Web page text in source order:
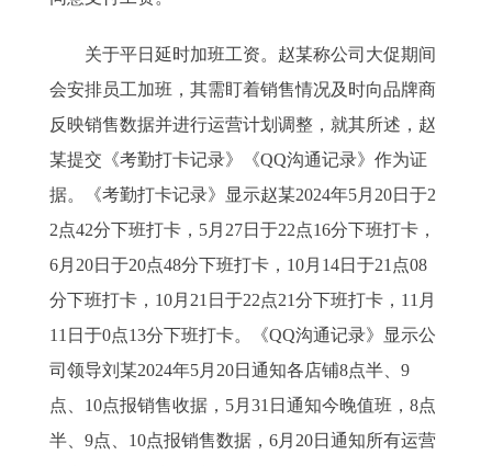
关于平日延时加班工资。赵某称公司大促期间
会安排员工加班，其需盯着销售情况及时向品牌商
反映销售数据并进行运营计划调整，就其所述，赵
某提交《考勤打卡记录》《QQ沟通记录》作为证
据。《考勤打卡记录》显示赵某2024年5月20日于2
2点42分下班打卡，5月27日于22点16分下班打卡，
6月20日于20点48分下班打卡，10月14日于21点08
分下班打卡，10月21日于22点21分下班打卡，11月
11日于0点13分下班打卡。《QQ沟通记录》显示公
司领导刘某2024年5月20日通知各店铺8点半、9
点、10点报销售收据，5月31日通知今晚值班，8点
半、9点、10点报销售数据，6月20日通知所有运营